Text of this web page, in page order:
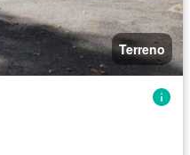
Terreno